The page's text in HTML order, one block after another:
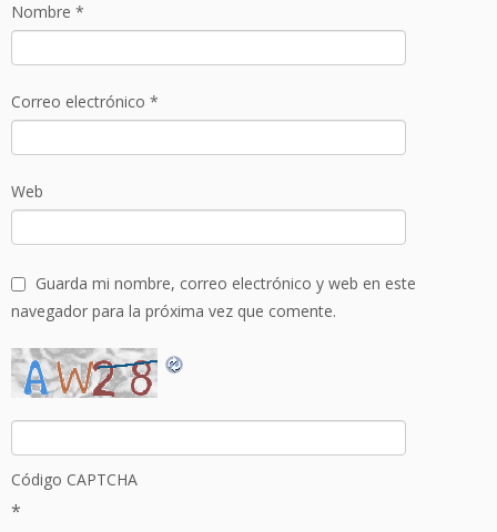
Nombre *
Correo electrónico *
Web
Guarda mi nombre, correo electrónico y web en este
navegador para la próxima vez que comente.
Código CAPTCHA
*